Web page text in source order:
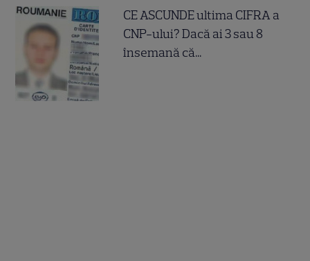
CE ASCUNDE ultima CIFRA a
CNP-ului? Dacă ai 3 sau 8
însemană că...